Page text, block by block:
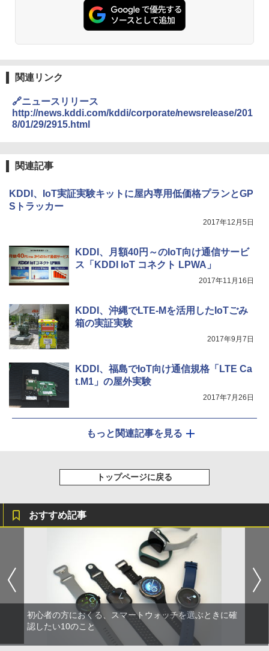
関連リンク
🔗ニュースリリース
http://news.kddi.com/kddi/corporate/newsrelease/201
8/01/29/2915.html
関連記事
KDDI、IoT実証実験キットに屋内専用低価格プランとGP
Sトラッカー
2017年12月5日
KDDI、月額40円～のIoT向け通信サービ
ス「KDDI IoT コネクト LPWA」
2017年11月16日
KDDI、沖縄でLTE-Mを活用したIoTごみ
箱の実証実験
2017年9月7日
KDDI、福島でIoT向け通信規格「LTE Ca
t.M1」の屋外実験
2017年7月26日
もっと関連記事を見る
トップページに戻る
おすすめ記事
初心者の方におくる、スマートウォッチを選ぶときに確
認したい10のこと